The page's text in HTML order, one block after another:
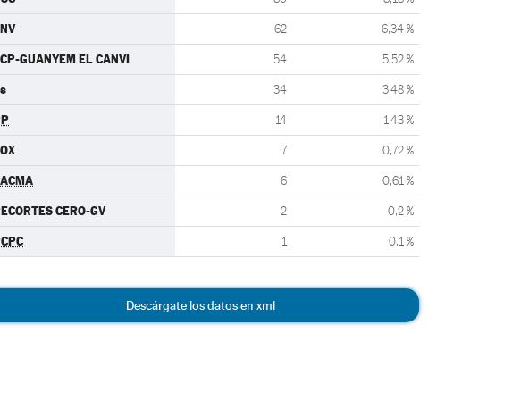
62 6,34 %
GUANYEM EL CANVI 54 5,52 %
34 3,48 %
14 1,43 %
7 0,72 %
6 0,61 %
CERO-GV 2 0,2 %
1 0,1 %
Descárgate los datos en xml